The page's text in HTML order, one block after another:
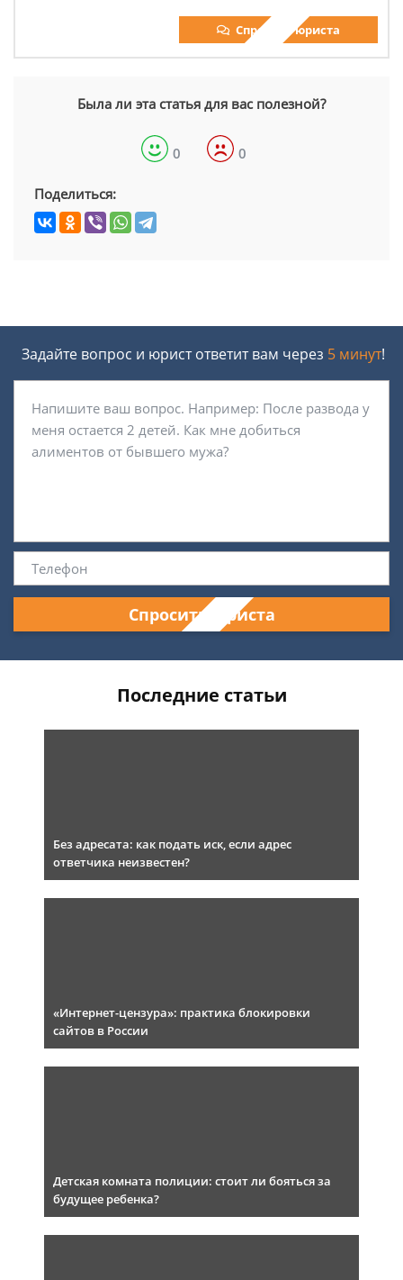
Спросить юриста
Была ли эта статья для вас полезной?
0 0
Поделиться:
Задайте вопрос и юрист ответит вам через 5 минут!
Спросить юриста
Последние статьи
Без адресата: как подать иск, если адрес
ответчика неизвестен?
«Интернет-цензура»: практика блокировки
сайтов в России
Детская комната полиции: стоит ли бояться за
будущее ребенка?